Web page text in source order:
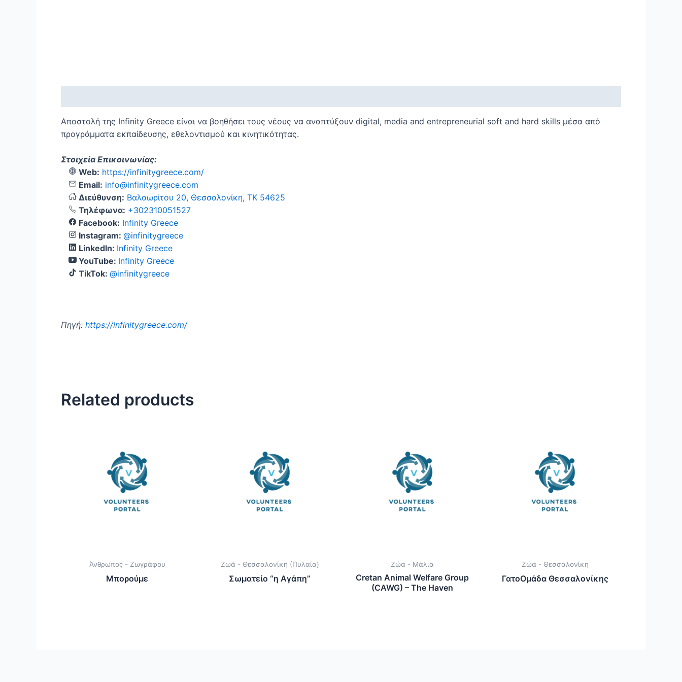
Αποστολή της Infinity Greece είναι να βοηθήσει τους νέους να αναπτύξουν digital, media and entrepreneurial soft and hard skills μέσα από
προγράμματα εκπαίδευσης, εθελοντισμού και κινητικότητας.
Στοιχεία Επικοινωνίας:
Web: https://infinitygreece.com/
Email: info@infinitygreece.com
Διεύθυνση: Βαλαωρίτου 20, Θεσσαλονίκη, ΤΚ 54625
Τηλέφωνα: +302310051527
Facebook: Infinity Greece
Instagram: @infinitygreece
LinkedIn: Infinity Greece
YouTube: Infinity Greece
TikTok: @infinitygreece
Πηγή: https://infinitygreece.com/
Related products
Άνθρωπος - Ζωγράφου
Μπορούμε
Ζωά - Θεσσαλονίκη (Πυλαία)
Σωματείο “η Αγάπη”
Ζώα - Μάλια
Cretan Animal Welfare Group
(CAWG) – The Haven
Ζώα - Θεσσαλονίκη
ΓατοΟμάδα Θεσσαλονίκης